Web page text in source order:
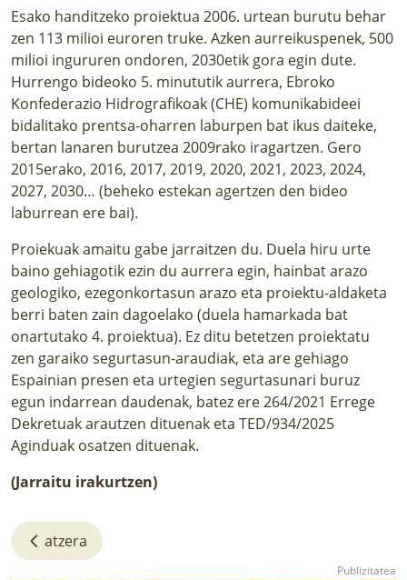
Esako handitzeko proiektua 2006. urtean burutu behar
zen 113 milioi euroren truke. Azken aurreikuspenek, 500
milioi ingururen ondoren, 2030etik gora egin dute.
Hurrengo bideoko 5. minututik aurrera, Ebroko
Konfederazio Hidrografikoak (CHE) komunikabideei
bidalitako prentsa-oharren laburpen bat ikus daiteke,
bertan lanaren burutzea 2009rako iragartzen. Gero
2015erako, 2016, 2017, 2019, 2020, 2021, 2023, 2024,
2027, 2030… (beheko estekan agertzen den bideo
laburrean ere bai).
Proiekuak amaitu gabe jarraitzen du. Duela hiru urte
baino gehiagotik ezin du aurrera egin, hainbat arazo
geologiko, ezegonkortasun arazo eta proiektu-aldaketa
berri baten zain dagoelako (duela hamarkada bat
onartutako 4. proiektua). Ez ditu betetzen proiektatu
zen garaiko segurtasun-araudiak, eta are gehiago
Espainian presen eta urtegien segurtasunari buruz
egun indarrean daudenak, batez ere 264/2021 Errege
Dekretuak arautzen dituenak eta TED/934/2025
Aginduak osatzen dituenak.
(Jarraitu irakurtzen)
atzera